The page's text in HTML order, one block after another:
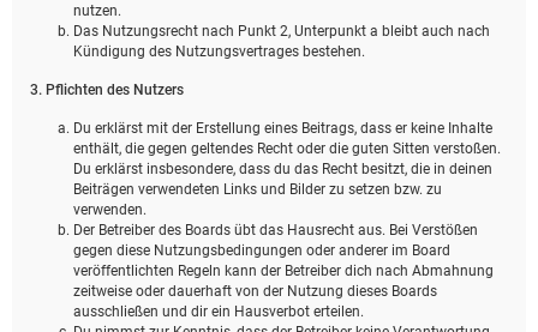
nutzen.
Das Nutzungsrecht nach Punkt 2, Unterpunkt a bleibt auch nach
Kündigung des Nutzungsvertrages bestehen.
3. Pflichten des Nutzers
Du erklärst mit der Erstellung eines Beitrags, dass er keine Inhalte
enthält, die gegen geltendes Recht oder die guten Sitten verstoßen.
Du erklärst insbesondere, dass du das Recht besitzt, die in deinen
Beiträgen verwendeten Links und Bilder zu setzen bzw. zu
verwenden.
Der Betreiber des Boards übt das Hausrecht aus. Bei Verstößen
gegen diese Nutzungsbedingungen oder anderer im Board
veröffentlichten Regeln kann der Betreiber dich nach Abmahnung
zeitweise oder dauerhaft von der Nutzung dieses Boards
ausschließen und dir ein Hausverbot erteilen.